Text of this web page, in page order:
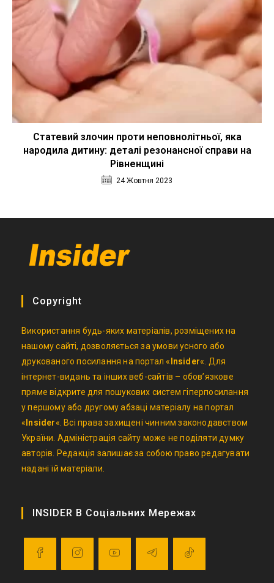
Статевий злочин проти неповнолітньої, яка
народила дитину: деталі резонансної справи на
Рівненщині
24 Жовтня 2023
Copyright
Використання будь-яких матеріалів, розміщених на
нашому сайті, дозволяється за умови усного або
друкованого посилання на портал « Insider«. Для
інтернет-видань та інших веб-сайтів – обов’язкове
пряме відкрите для пошукових систем гіперпосилання
у першому або другому абзаці матеріалу на портал
« Insider«. Всі права захищені чинним законодавством
України. Адміністрація сайту може не поділяти думку
авторів. Редакція залишає за собою право редагувати
надані їй матеріали.
INSIDER В Соціальних Мережах